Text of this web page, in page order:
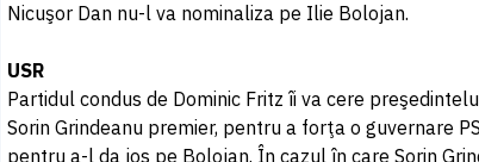
Nicuşor Dan nu-l va nominaliza pe Ilie Bolojan.
USR
Partidul condus de Dominic Fritz îi va cere
Sorin Grindeanu premier, pentru a forţa o guvernare
pentru a-l da jos pe Bolojan. În cazul în care Sorin